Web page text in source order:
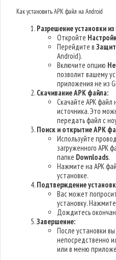
Как установить APK файл на Android
Разрешение установки
Откройте
Перейдите в
Android).
Включите опцию
позволит вашему
приложения не из
Скачивание APK файла:
Скачайте APK
источника. Это
передать файл с
Поиск и открытие APK
Используйте
загруженного APK
папке Downloads.
Нажмите на APK
установке.
Подтверждение
Вас может
установку.
Дождитесь
Завершение:
После установки
непосредственно
или в меню